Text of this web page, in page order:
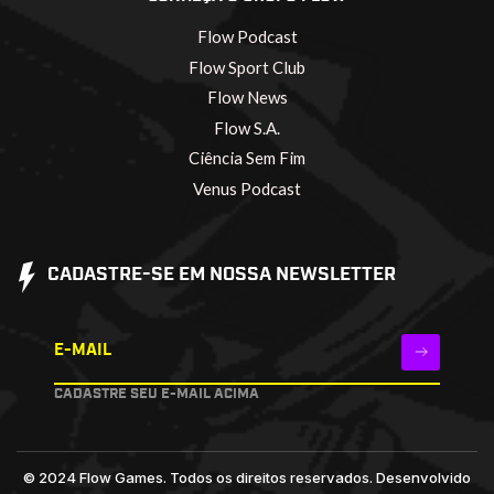
Flow Podcast
Flow Sport Club
Flow News
Flow S.A.
Ciência Sem Fim
Venus Podcast
CADASTRE-SE EM NOSSA NEWSLETTER
E-MAIL
CADASTRE SEU E-MAIL ACIMA
© 2024 Flow Games. Todos os direitos reservados. Desenvolvido